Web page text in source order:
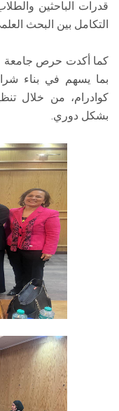
قدرات الباحثين
التكامل بين البحث
كما أكدت حرص جامعة
بما يسهم في بناء
كوادرام، من خلال
بشكل دوري.